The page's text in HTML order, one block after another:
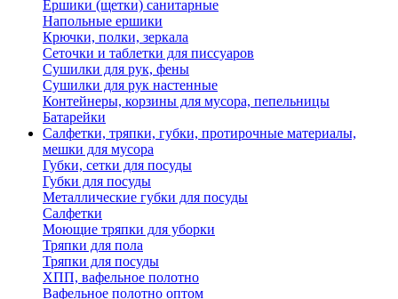
Ершики (щетки) санитарные
Напольные ершики
Крючки, полки, зеркала
Сеточки и таблетки для писсуаров
Сушилки для рук, фены
Сушилки для рук настенные
Контейнеры, корзины для мусора, пепельницы
Батарейки
Салфетки, тряпки, губки, протирочные материалы,
мешки для мусора
Губки, сетки для посуды
Губки для посуды
Металлические губки для посуды
Салфетки
Моющие тряпки для уборки
Тряпки для пола
Тряпки для посуды
ХПП, вафельное полотно
Вафельное полотно оптом